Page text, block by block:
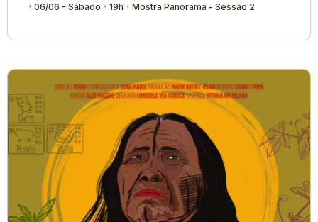
06/06 - Sábado 19h Mostra Panorama - Sessão 2